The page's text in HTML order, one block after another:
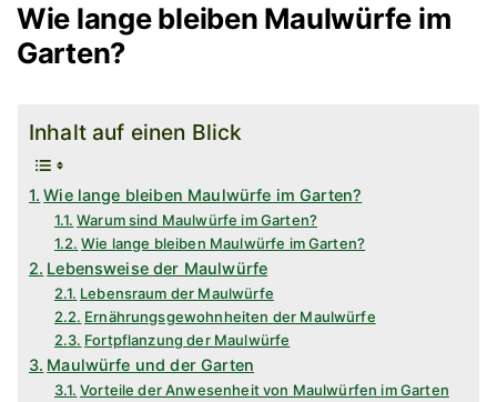
Wie lange bleiben Maulwürfe im
Garten?
Inhalt auf einen Blick
Wie lange bleiben Maulwürfe im Garten?
Warum sind Maulwürfe im Garten?
Wie lange bleiben Maulwürfe im Garten?
Lebensweise der Maulwürfe
Lebensraum der Maulwürfe
Ernährungsgewohnheiten der Maulwürfe
Fortpflanzung der Maulwürfe
Maulwürfe und der Garten
Vorteile der Anwesenheit von Maulwürfen im Garten